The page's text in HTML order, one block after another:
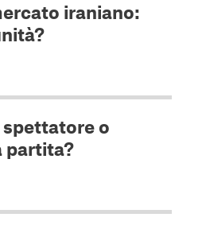
iraniano:
spettatore o
partita?